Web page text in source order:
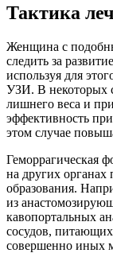
Тактика
Женщина с
следить за
используя для
УЗИ. В некоторых
лишнего веса и
эффективность
этом случае
Геморрагическая
на других органах
образования.
из
кавопортальных
сосудов,
совершенно иных